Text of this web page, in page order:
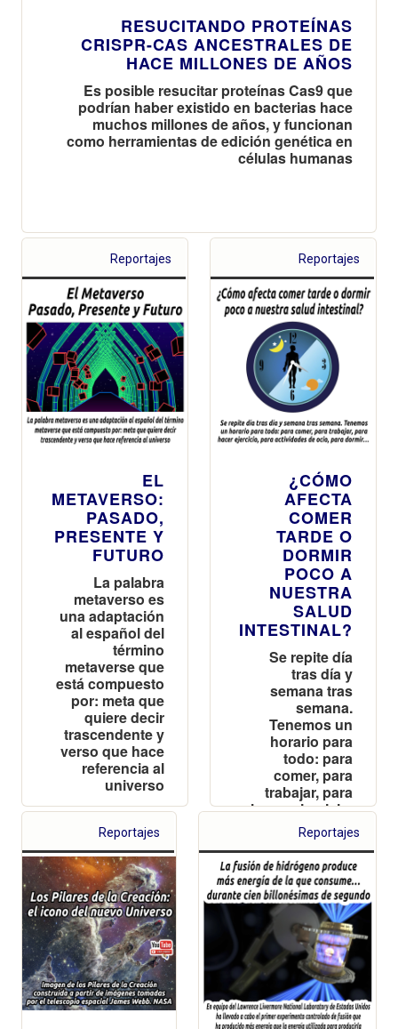
RESUCITANDO PROTEÍNAS
CRISPR-CAS ANCESTRALES DE
HACE MILLONES DE AÑOS
Es posible resucitar proteínas Cas9 que
podrían haber existido en bacterias hace
muchos millones de años, y funcionan
como herramientas de edición genética en
células humanas
Reportajes
EL
METAVERSO:
PASADO,
PRESENTE Y
FUTURO
La palabra
metaverso es
una adaptación
al español del
término
metaverse que
está compuesto
por: meta que
quiere decir
trascendente y
verso que hace
referencia al
universo
Reportajes
¿CÓMO
AFECTA
COMER
TARDE O
DORMIR
POCO A
NUESTRA
SALUD
INTESTINAL?
Se repite día
tras día y
semana tras
semana.
Tenemos un
horario para
todo: para
comer, para
trabajar, para
hacer ejercicio,
para
actividades de
ocio, para
dormir…
Reportajes Reportajes